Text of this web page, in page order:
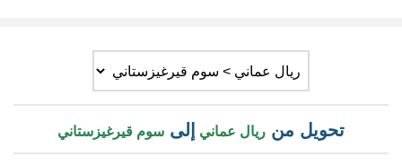
تحويل من ريال عماني إلى سوم قيرغيزستاني